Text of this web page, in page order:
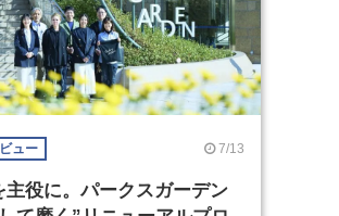
ュー 7/13
主役に。パークスガーデン